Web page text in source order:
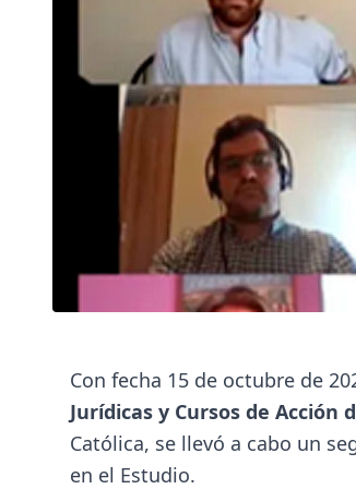
Con fecha 15 de octubre de
Jurídicas y Cursos de Acción
Católica, se llevó a cabo un
en el Estudio.